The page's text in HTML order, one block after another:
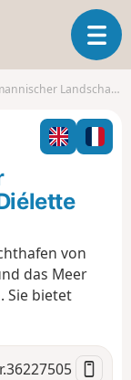
T
o
g
l
n
Landschaft und Meer ab Diélette
von
das Meer
Sie bietet
36227505